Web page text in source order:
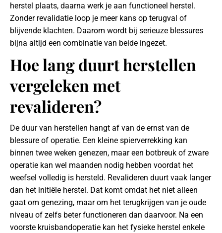
herstel plaats, daarna werk je aan functioneel herstel.
Zonder revalidatie loop je meer kans op terugval of
blijvende klachten. Daarom wordt bij serieuze blessures
bijna altijd een combinatie van beide ingezet.
Hoe lang duurt herstellen
vergeleken met
revalideren?
De duur van herstellen hangt af van de ernst van de
blessure of operatie. Een kleine spierverrekking kan
binnen twee weken genezen, maar een botbreuk of zware
operatie kan wel maanden nodig hebben voordat het
weefsel volledig is hersteld. Revalideren duurt vaak langer
dan het initiële herstel. Dat komt omdat het niet alleen
gaat om genezing, maar om het terugkrijgen van je oude
niveau of zelfs beter functioneren dan daarvoor. Na een
voorste kruisbandoperatie kan het fysieke herstel enkele